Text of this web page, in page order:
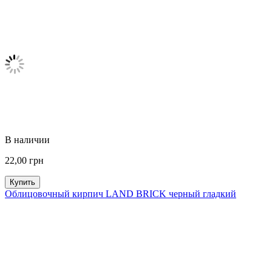
В наличии
22,00 грн
Купить
Облицовочный кирпич LAND BRICK черный гладкий